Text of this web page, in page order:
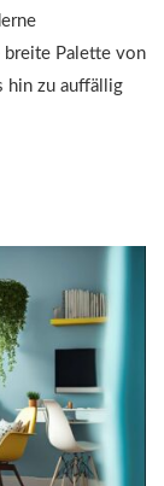
Palette von
hin zu auffällig